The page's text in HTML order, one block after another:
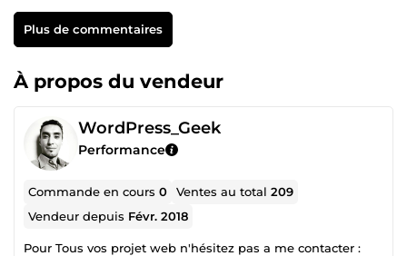
Plus de commentaires
À propos du vendeur
WordPress_Geek
Performance
Commande en cours0 Ventes au total209
Vendeur depuis Févr. 2018
Pour Tous vos projet web n'hésitez pas a me contacter :